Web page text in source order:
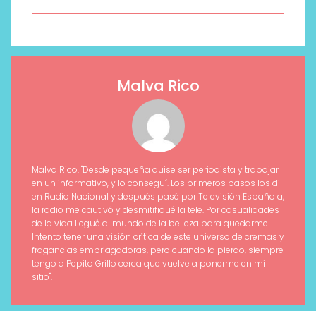
Malva Rico
Malva Rico. "Desde pequeña quise ser periodista y trabajar
en un informativo, y lo conseguí. Los primeros pasos los di
en Radio Nacional y después pasé por Televisión Española,
la radio me cautivó y desmitifiqué la tele. Por casualidades
de la vida llegué al mundo de la belleza para quedarme.
Intento tener una visión crítica de este universo de cremas y
fragancias embriagadoras, pero cuando la pierdo, siempre
tengo a Pepito Grillo cerca que vuelve a ponerme en mi
sitio".